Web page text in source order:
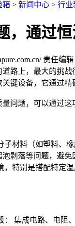
箱 > 新闻中心 > 行业
，通过
责任编
路上，最大的挑
键设备，它通过精
问题，可以通过这
子材料（如塑料、
剥落等问题，避
，特别是搭配特定
： 集成电路、电阻